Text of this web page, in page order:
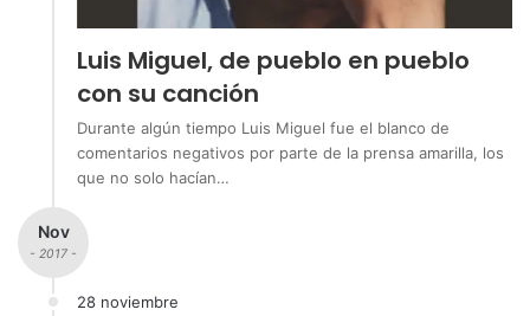
Luis Miguel, de pueblo en pueblo
con su canción
Durante algún tiempo Luis Miguel fue el blanco de
comentarios negativos por parte de la prensa amarilla, los
que no solo hacían…
Nov
- 2017 -
28 noviembre